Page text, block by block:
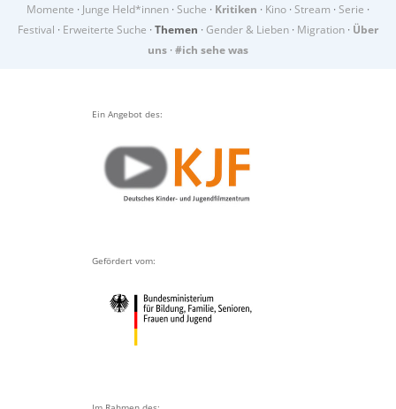
Momente · Junge Held*innen · Suche · Kritiken · Kino · Stream · Serie ·
Festival · Erweiterte Suche · Themen · Gender & Lieben · Migration · Über
uns · #ich sehe was
Ein Angebot des:
Gefördert vom: